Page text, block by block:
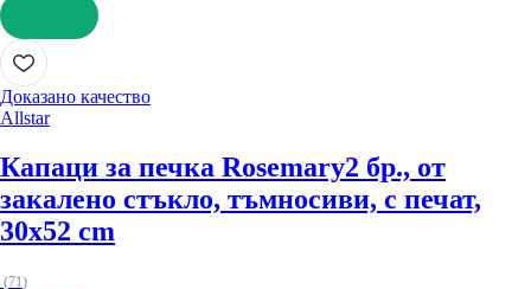
ДОБАВИ
Доказано качество
Allstar
Капаци за печка Rosemary2 бр., от
закалено стъкло, тъмносиви, с печат,
30x52 cm
(71)